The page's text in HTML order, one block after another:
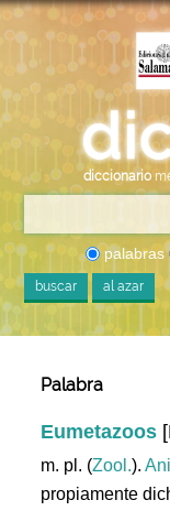
diccionario
palabras
buscar al azar
Palabra
Eumetazoos
m. pl. (Zool.).
propiamente